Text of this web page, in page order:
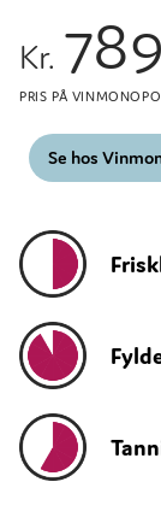
Kr.
PRIS PÅ
Se hos